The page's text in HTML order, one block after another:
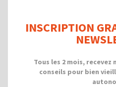
INSCRIPTION
Tous les 2 mois,
conseils pour bien